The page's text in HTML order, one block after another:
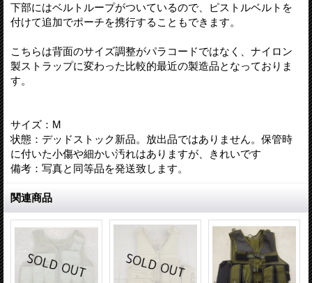
下部にはベルトループがついているので、ピストルベルトを
付けて追加でポーチを携行することもできます。
こちらは背面のサイズ調整がパラコードではなく、ナイロン
製ストラップに変わった比較的最近の製造品となっておりま
す。
サイズ：M
状態：デッドストック新品。放出品ではありません。保管時
に付いた小傷や細かい汚れはありますが、きれいです
備考：写真と同等品を発送致します。
関連商品